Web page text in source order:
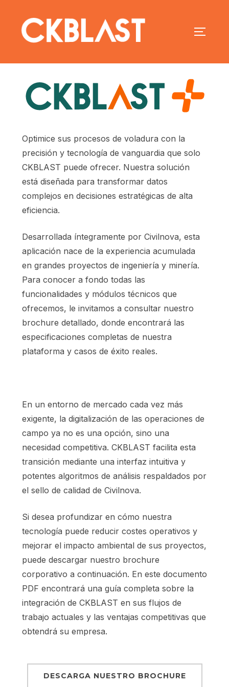
Optimice sus procesos de voladura con la
precisión y tecnología de vanguardia que solo
CKBLAST puede ofrecer. Nuestra solución
está diseñada para transformar datos
complejos en decisiones estratégicas de alta
eficiencia.
Desarrollada íntegramente por Civilnova, esta
aplicación nace de la experiencia acumulada
en grandes proyectos de ingeniería y minería.
Para conocer a fondo todas las
funcionalidades y módulos técnicos que
ofrecemos, le invitamos a consultar nuestro
brochure detallado, donde encontrará las
especificaciones completas de nuestra
plataforma y casos de éxito reales.
En un entorno de mercado cada vez más
exigente, la digitalización de las operaciones de
campo ya no es una opción, sino una
necesidad competitiva. CKBLAST facilita esta
transición mediante una interfaz intuitiva y
potentes algoritmos de análisis respaldados por
el sello de calidad de Civilnova.
Si desea profundizar en cómo nuestra
tecnología puede reducir costes operativos y
mejorar el impacto ambiental de sus proyectos,
puede descargar nuestro brochure
corporativo a continuación. En este documento
PDF encontrará una guía completa sobre la
integración de CKBLAST en sus flujos de
trabajo actuales y las ventajas competitivas que
obtendrá su empresa.
DESCARGA NUESTRO BROCHURE